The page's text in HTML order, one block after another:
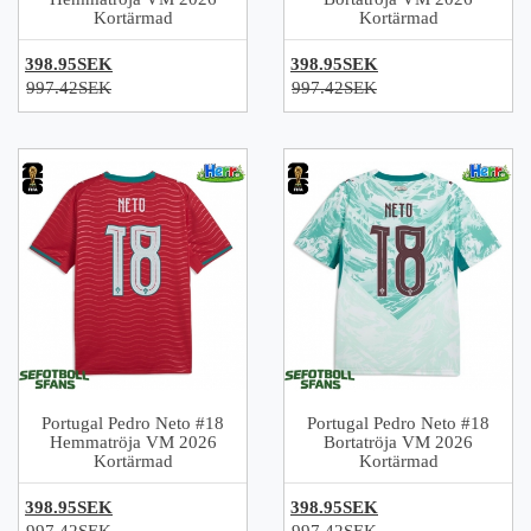
Kortärmad
398.95SEK
997.42SEK
Kortärmad
398.95SEK
997.42SEK
Portugal Pedro Neto #18
Hemmatröja VM 2026
Kortärmad
398.95SEK
Portugal Pedro Neto #18
Bortatröja VM 2026
Kortärmad
398.95SEK